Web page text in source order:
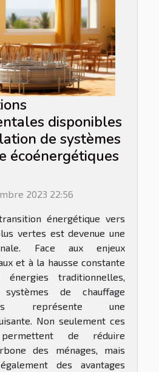
disponibles
de systèmes
écoénergétiques
2023 22:56
énergétique vers
vertes est devenue une
Face aux enjeux
et à la hausse constante
traditionnelles,
de chauffage
représente une
Non seulement ces
permettent de réduire
des ménages, mais
des avantages